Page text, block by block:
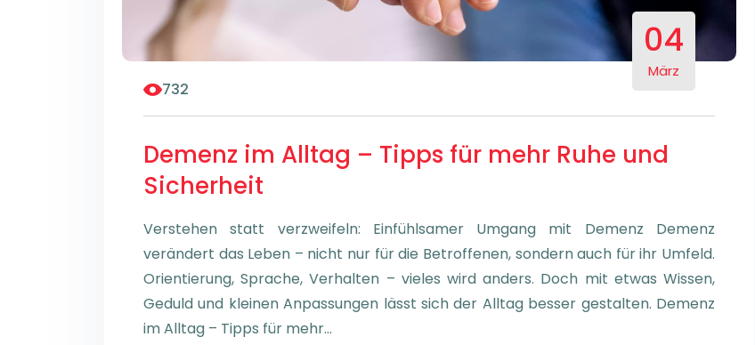
732
04
März
Demenz im Alltag – Tipps für mehr Ruhe und
Sicherheit
Verstehen statt verzweifeln: Einfühlsamer Umgang mit Demenz Demenz
verändert das Leben – nicht nur für die Betroffenen, sondern auch für ihr Umfeld.
Orientierung, Sprache, Verhalten – vieles wird anders. Doch mit etwas Wissen,
Geduld und kleinen Anpassungen lässt sich der Alltag besser gestalten. Demenz
im Alltag – Tipps für mehr…